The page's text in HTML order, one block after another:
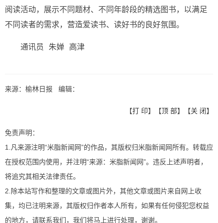
阅读活动，展示不同题材、不同年龄段的精选图书，以满足
不同读者的需求，营造爱读书、读好书的良好氛围。
通讯员 朱婵 高津
来源：榆林日报 编辑：
【打 印】【顶 部】【关 闭】
免责声明：
1.凡来源注明“米脂新闻网”的作品，其版权归米脂新闻网所有。转载应
在授权范围内使用，并注明“来源：米脂新闻网”。违反上述声明者，
将追究其相关法律责任。
2.除本站写作和整理的文章或图片外，其他文章或图片来自网上收
集，均已注明来源，其版权归作者本人所有，如果有任何侵犯您权益
的地方，请联系我们，我们将马上进行处理，谢谢。